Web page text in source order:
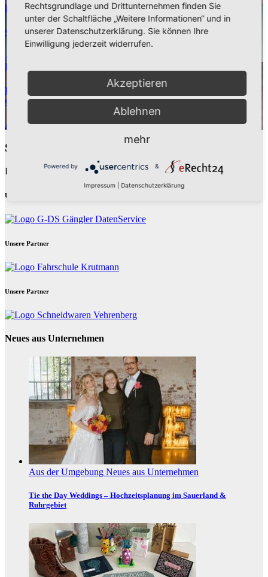
Polizeibericht
Schwerer Fahrradunfall in Alt-Arnsberg: Polizei sucht Zeugen
Aug. 5, 2026
Polizeibericht
Einbruch in Musterhaus in Arnsberg-Niedereimer: Polizei
sucht Zeugen
Aug. 5, 2026 Kreispolizeibehörde Hochsauerlandkreis
Schreibe einen Kommentar
Du musst angemeldetsein, um einen Kommentar abzugeben.
Unsere Partner
Unsere Partner
Unsere Partner
Neues aus Unternehmen
Aus der Umgebung Neues aus Unternehmen
Tie the Day Weddings – Hochzeitsplanung im Sauerland &
Ruhrgebiet
Rechtsgrundlage und Drittunternehmen finden Sie
unter der Schaltfläche „Weitere Informationen“ und in
unserer Datenschutzerklärung. Sie können Ihre
Einwilligung jederzeit widerrufen.
Akzeptieren
Ablehnen
mehr
Powered by &
Impressum Datenschutzerklärung